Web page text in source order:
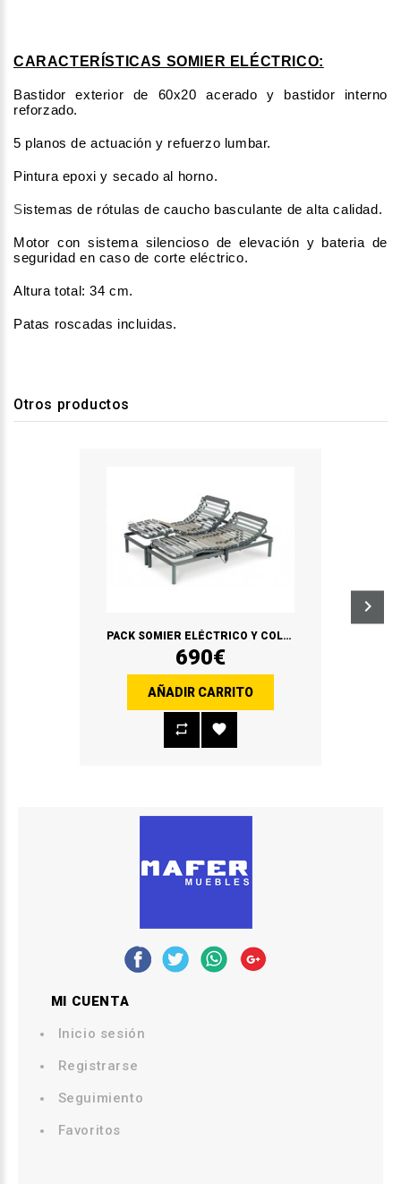
CARACTERÍSTICAS SOMIER ELÉCTRICO:
Bastidor exterior de 60x20 acerado y bastidor interno
reforzado.
5 planos de actuación y refuerzo lumbar.
Pintura epoxi y secado al horno.
Sistemas de rótulas de caucho basculante de alta calidad.
Motor con sistema silencioso de elevación y bateria de
seguridad en caso de corte eléctrico.
Altura total: 34 cm.
Patas roscadas incluidas.
Otros productos
PACK SOMIER ELÉCTRICO Y COLCHÓN ERGO MEDIC + ALMOHADAS VISCO REGALO
690€
AÑADIR CARRITO
MI CUENTA
Inicio sesión
Registrarse
Seguimiento
Favoritos